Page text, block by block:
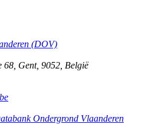
(DOV)
68 Gent, 9052 België
Ondergrond Vlaanderen